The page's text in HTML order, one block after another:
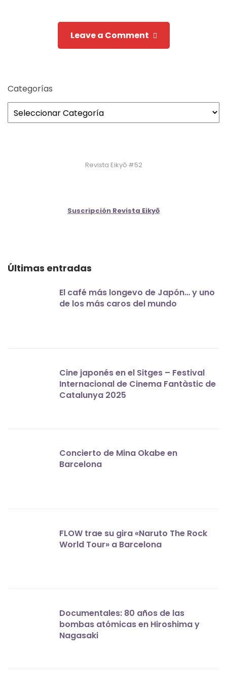
Leave a Comment
Categorías
Revista Eikyō #52
Suscripción Revista Eikyō
Últimas entradas
El café más longevo de Japón… y uno
de los más caros del mundo
Cine japonés en el Sitges – Festival
Internacional de Cinema Fantàstic de
Catalunya 2025
Concierto de Mina Okabe en
Barcelona
FLOW trae su gira «Naruto The Rock
World Tour» a Barcelona
Documentales: 80 años de las
bombas atómicas en Hiroshima y
Nagasaki